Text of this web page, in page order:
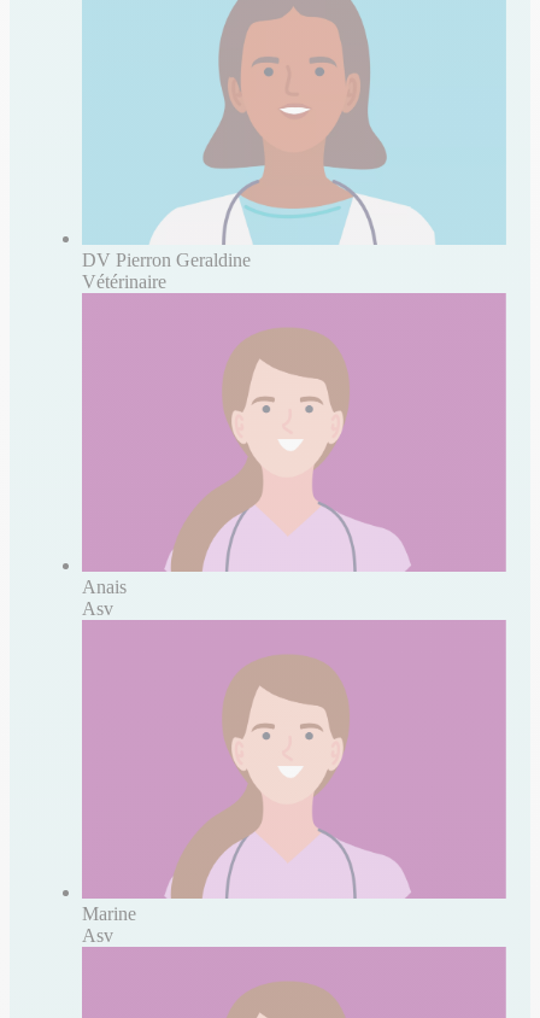
DV Pierron Geraldine
Vétérinaire
Anais
Asv
Marine
Asv